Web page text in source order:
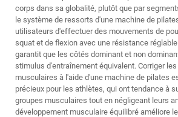
corps dans sa globalité, plutôt que par
le système de ressorts d'une machine de
utilisateurs d'effectuer des mouvements de
squat et de flexion avec une résistance
garantit que les côtés dominant et non
stimulus d'entraînement équivalent. Corriger
musculaires à l'aide d'une machine de pilates
précieux pour les athlètes, qui ont tendance à
groupes musculaires tout en négligeant leurs
développement musculaire équilibré améliore